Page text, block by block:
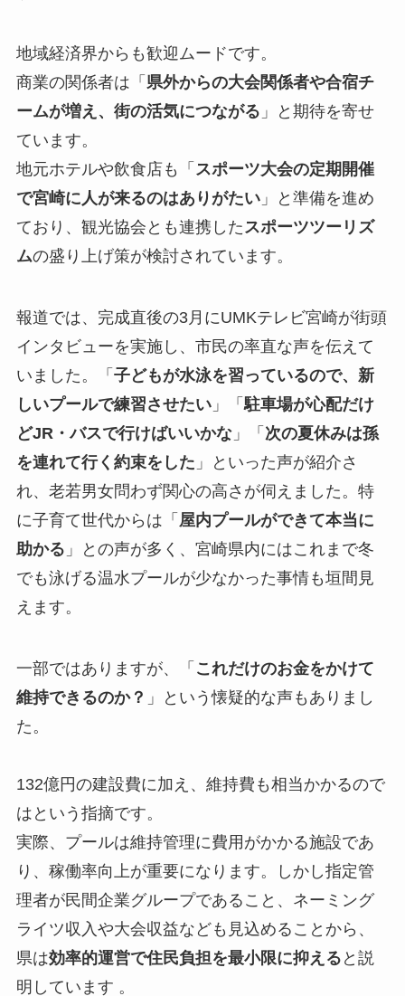
地域経済界からも歓迎ムードです。
商業の関係者は「 県外からの大会関係者や合宿チ
ームが増え、街の活気につながる 」と期待を寄せ
ています。
地元ホテルや飲食店も「 スポーツ大会の定期開催
で宮崎に人が来るのはありがたい」と準備を進め
ており、観光協会とも連携したスポーツツーリズ
ムの盛り上げ策が検討されています。
報道では、完成直後の3月にUMKテレビ宮崎が街頭
インタビューを実施し、市民の率直な声を伝えて
いました。「 子どもが水泳を習っているので、新
しいプールで練習させたい」「駐車場が心配だけ
どJR・バスで行けばいいかな」「 次の夏休みは孫
を連れて行く約束をした 」といった声が紹介さ
れ、老若男女問わず関心の高さが伺えました。特
に子育て世代からは「 屋内プールができて本当に
助かる 」との声が多く、宮崎県内にはこれまで冬
でも泳げる温水プールが少なかった事情も垣間見
えます。
一部ではありますが、「 これだけのお金をかけて
維持できるのか？ 」という懐疑的な声もありまし
た。
132億円の建設費に加え、維持費も相当かかるので
はという指摘です。
実際、プールは維持管理に費用がかかる施設であ
り、稼働率向上が重要になります。しかし指定管
理者が民間企業グループであること、ネーミング
ライツ収入や大会収益なども見込めることから、
県は効率的運営で住民負担を最小限に抑える と説
明しています 。